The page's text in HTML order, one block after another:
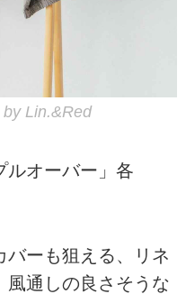
Lin.&Red
ルオーバー」各
バーも狙える、リネ
風通しの良さそうな